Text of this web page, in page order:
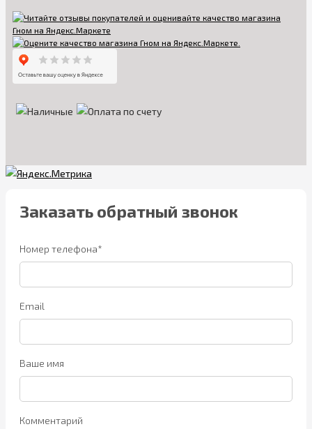
Заказать обратный звонок
Номер телефона*
Email
Ваше имя
Комментарий